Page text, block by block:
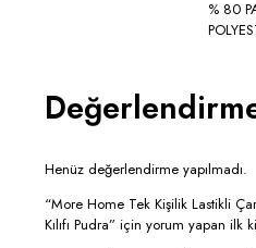
% 80
Henüz değerlendirme yapılmadı.
“More Home Tek Kişilik Lastikli
Kılıfı Pudra” için yorum yapan ilk